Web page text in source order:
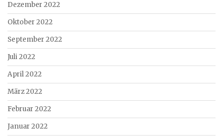
Dezember 2022
Oktober 2022
September 2022
Juli 2022
April 2022
März 2022
Februar 2022
Januar 2022